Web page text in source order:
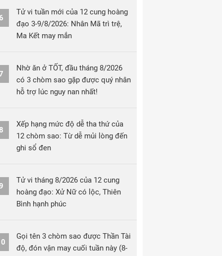
Tử vi tuần mới của 12 cung hoàng
đạo 3-9/8/2026: Nhân Mã trì trệ,
Ma Kết may mắn
Nhờ ăn ở TỐT, đầu tháng 8/2026
có 3 chòm sao gặp được quý nhân
hỗ trợ lúc nguy nan nhất!
Xếp hạng mức độ dễ tha thứ của
12 chòm sao: Từ dễ mủi lòng đến
ghi sổ đen
Tử vi tháng 8/2026 của 12 cung
hoàng đạo: Xử Nữ có lộc, Thiên
Bình hạnh phúc
Gọi tên 3 chòm sao được Thần Tài
độ, đón vận may cuối tuần này (8-